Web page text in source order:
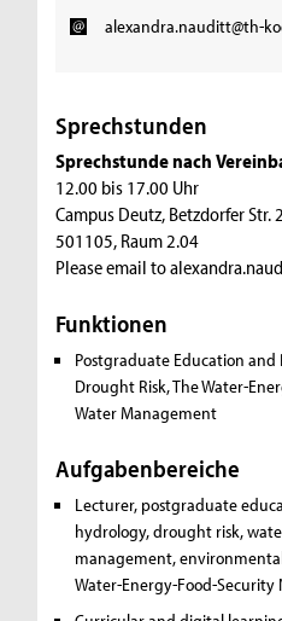
alexandra.nauditt@th-
Sprechstunden
Sprechstunde nach
12.00 bis 17.00 Uhr
Campus Deutz, Betzdorfer Str.
501105, Raum 2.04
Please email to
Funktionen
Postgraduate Education and
Drought Risk, The Water-
Water Management
Aufgabenbereiche
Lecturer, postgraduate
hydrology, drought risk,
management,
Water-Energy-Food-Security